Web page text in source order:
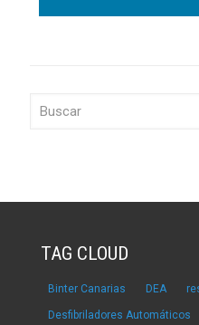
TAG CLOUD
Binter Canarias DEA
Desfibriladores Automáticos